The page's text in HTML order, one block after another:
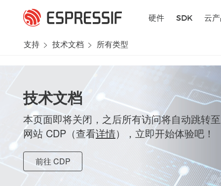
硬件
SDK 云
支持 技术文档 所有类型
技术文档
本页面即将关闭，之后所有访问将自动跳转
网站 CDP（查看详情），立即开始体验吧！
前往 CDP